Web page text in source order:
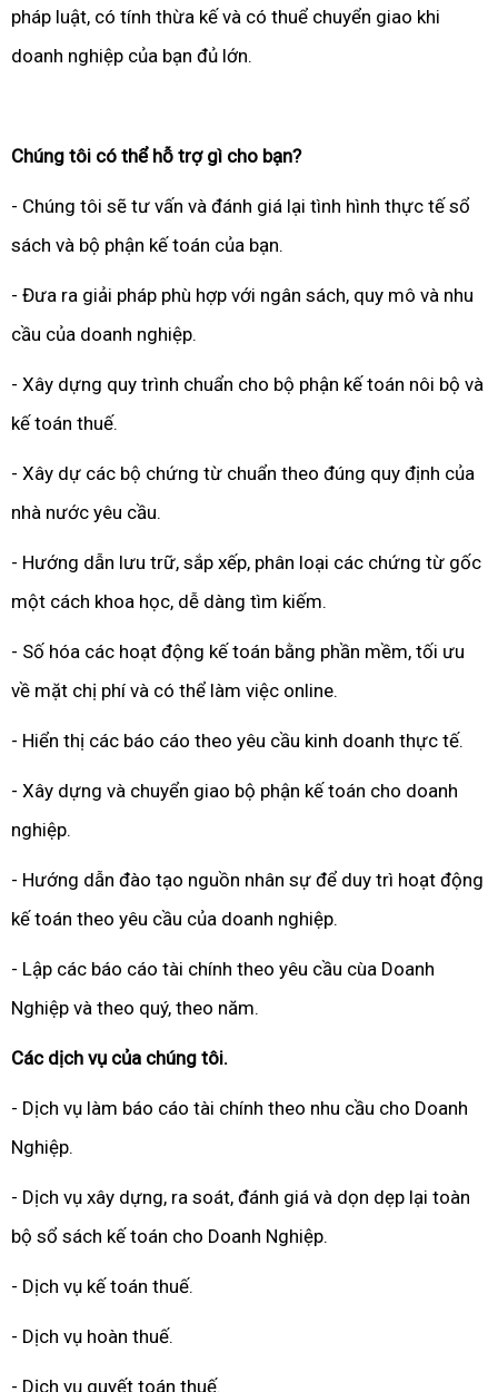
pháp luật, có tính thừa kế và có thuể chuyển giao khi
doanh nghiệp của bạn đủ lớn.
Chúng tôi có thể hỗ trợ gì cho bạn?
- Chúng tôi sẽ tư vấn và đánh giá lại tình hình thực tế sổ
sách và bộ phận kế toán của bạn.
- Đưa ra giải pháp phù hợp với ngân sách, quy mô và nhu
cầu của doanh nghiệp.
- Xây dựng quy trình chuẩn cho bộ phận kế toán nôi bộ và
kế toán thuế.
- Xây dự các bộ chứng từ chuẩn theo đúng quy định của
nhà nước yêu cầu.
- Hướng dẫn lưu trữ, sắp xếp, phân loại các chứng từ gốc
một cách khoa học, dễ dàng tìm kiếm.
- Số hóa các hoạt động kế toán bằng phần mềm, tối ưu
về mặt chị phí và có thể làm việc online.
- Hiển thị các báo cáo theo yêu cầu kinh doanh thực tế.
- Xây dựng và chuyển giao bộ phận kế toán cho doanh
nghiệp.
- Hướng dẫn đào tạo nguồn nhân sự để duy trì hoạt động
kế toán theo yêu cầu của doanh nghiệp.
- Lập các báo cáo tài chính theo yêu cầu cùa Doanh
Nghiệp và theo quý, theo năm.
Các dịch vụ của chúng tôi.
- Dịch vụ làm báo cáo tài chính theo nhu cầu cho Doanh
Nghiệp.
- Dịch vụ xây dựng, ra soát, đánh giá và dọn dẹp lại toàn
bộ sổ sách kế toán cho Doanh Nghiệp.
- Dịch vụ kế toán thuế.
- Dịch vụ hoàn thuế.
- Dịch vụ quyết toán thuế.